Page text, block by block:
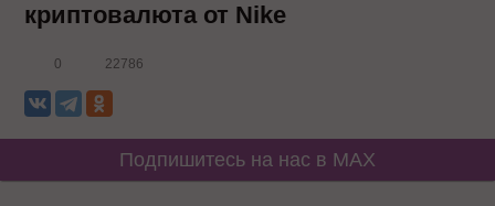
криптовалюта от Nike
0 22786
Подпишитесь на нас в MAX